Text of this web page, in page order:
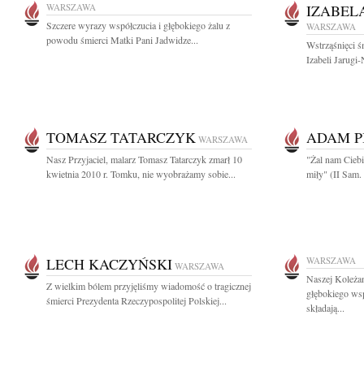
WARSZAWA
Szczere wyrazy współczucia i głębokiego żalu z
powodu śmierci Matki Pani Jadwidze...
WARSZAWA
Wstrząśnięci
Izabeli
TOMASZ TATARCZYK WARSZAWA
Nasz Przyjaciel, malarz Tomasz Tatarczyk zmarł 10
kwietnia 2010 r. Tomku, nie wyobrażamy sobie...
ADAM
"Żal nam
miły" (II Sam.
LECH KACZYŃSKI WARSZAWA
Z wielkim bólem przyjęliśmy wiadomość o tragicznej
śmierci Prezydenta Rzeczypospolitej Polskiej...
WARSZAWA
Naszej
głębokiego
składają...